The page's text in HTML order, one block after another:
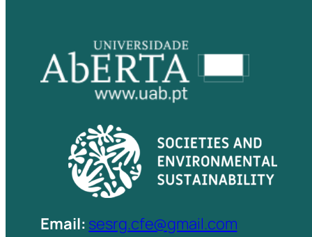
Email: sesrg.cfe@gmail.com